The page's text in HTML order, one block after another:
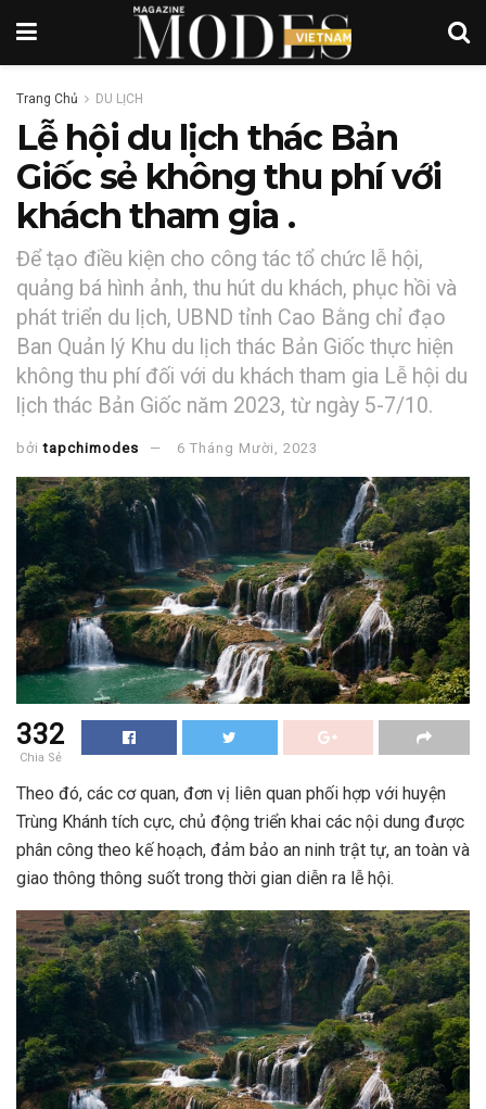
Trang Chủ DU LỊCH
Lễ hội du lịch thác Bản
Giốc sẻ không thu phí với
khách tham gia .
Để tạo điều kiện cho công tác tổ chức lễ hội,
quảng bá hình ảnh, thu hút du khách, phục hồi và
phát triển du lịch, UBND tỉnh Cao Bằng chỉ đạo
Ban Quản lý Khu du lịch thác Bản Giốc thực hiện
không thu phí đối với du khách tham gia Lễ hội du
lịch thác Bản Giốc năm 2023, từ ngày 5-7/10.
bởi tapchimodes 6 Tháng Mười, 2023
332
Chia Sẻ
Theo đó, các cơ quan, đơn vị liên quan phối hợp với huyện
Trùng Khánh tích cực, chủ động triển khai các nội dung được
phân công theo kế hoạch, đảm bảo an ninh trật tự, an toàn và
giao thông thông suốt trong thời gian diễn ra lễ hội.